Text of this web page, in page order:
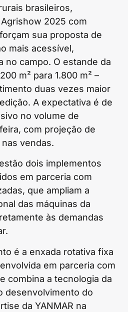
brasileiros,
2025 com
sua proposta de
mais acessível,
no campo. O estande da
m² para 1.800 m² –
duas vezes maior
A expectativa é de
no volume de
com projeção de
vendas.
dois implementos
em parceria com
que ampliam a
das máquinas da
às demandas
é a enxada rotativa fixa
em parceria com
combina a tecnologia da
desenvolvimento do
da YANMAR na